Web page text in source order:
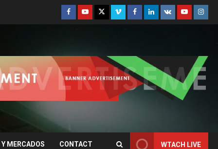
Facebook
YoutubeTwitterVimeoFacebook
Linkedin
VK Youtube
MERCADOS CONTACT WTACH LIVE